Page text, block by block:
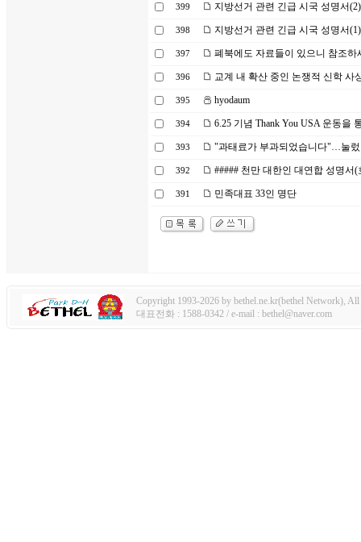
399 지방선거 관련 긴급 시국 성명서(2)
398 지방선거 관련 긴급 시국 성명서(1)
397 폐북에도 자료들이 있으니 참조하
396 교계 내 확산 중인 논쟁적 신학 사
395 hyodaum
394 6.25 기념 Thank You USA 운동을
393 "과태료가 부과되었습니다"…눌
392 ##### 천만 대한인 대연합 성명서
391 민족대표 33인 명단
Copyright 1993-2026 by bethel.ne.kr(bethel Network), All
대표전화 : 1588-0342 / e-mail : bethel@naver.com